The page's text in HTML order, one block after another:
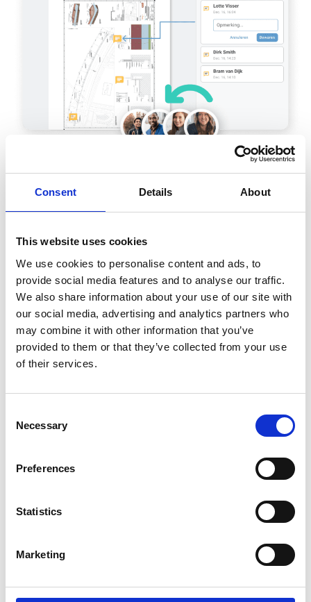
Consent Details About
This website uses cookies
We use cookies to personalise content and ads, to
provide social media features and to analyse our traffic.
We also share information about your use of our site with
our social media, advertising and analytics partners who
may combine it with other information that you’ve
provided to them or that they’ve collected from your use
of their services.
Selection
Necessary
Preferences
Statistics
Marketing
Voeg eenvoudig stempels toe